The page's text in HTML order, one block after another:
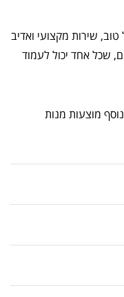
שירות מקצועי ואדיב
שכל אחד יכול לעמוד
מוצעות מנות